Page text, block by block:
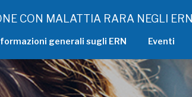
CON MALATTIA RARA NEGLI ERN
generali sugli ERN Eventi